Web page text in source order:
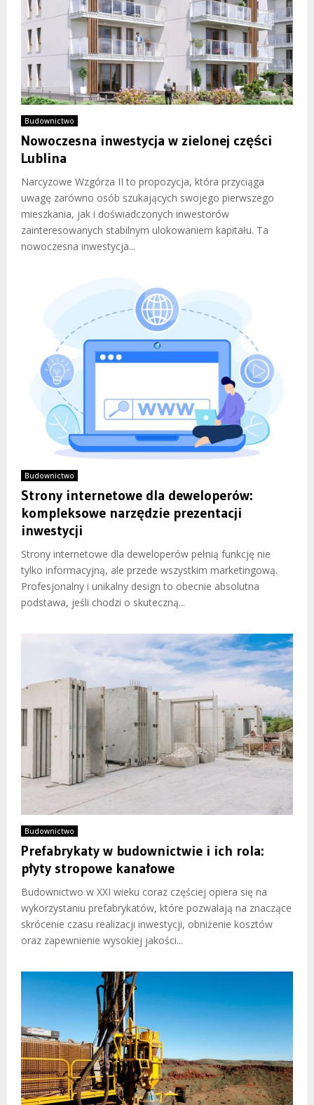
Budownictwo
Nowoczesna inwestycja w zielonej części
Lublina
Narcyzowe Wzgórza II to propozycja, która przyciąga
uwagę zarówno osób szukających swojego pierwszego
mieszkania, jak i doświadczonych inwestorów
zainteresowanych stabilnym ulokowaniem kapitału. Ta
nowoczesna inwestycja...
Budownictwo
Strony internetowe dla deweloperów:
kompleksowe narzędzie prezentacji
inwestycji
Strony internetowe dla deweloperów pełnią funkcję nie
tylko informacyjną, ale przede wszystkim marketingową.
Profesjonalny i unikalny design to obecnie absolutna
podstawa, jeśli chodzi o skuteczną...
Budownictwo
Prefabrykaty w budownictwie i ich rola:
płyty stropowe kanałowe
Budownictwo w XXI wieku coraz częściej opiera się na
wykorzystaniu prefabrykatów, które pozwalają na znaczące
skrócenie czasu realizacji inwestycji, obniżenie kosztów
oraz zapewnienie wysokiej jakości...